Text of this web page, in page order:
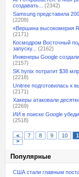
создавать...
(2342)
Samsung представила
(2209)
«Вершина высокомерия
(2171)
Космодром Восточный
запуску...
(2162)
Инженеры Google создали
(2157)
SK hynix потратит $38
(2218)
Unitree подготовилась к
(2171)
Хакеры атаковали
(2269)
ИИ в поиске Google
(2518)
< 7 8 9 10
>
Популярные
США стали главным